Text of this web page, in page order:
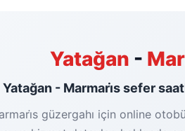
Yatağan -
Yatağan - Marmari̇s sefer
güzergahı için online